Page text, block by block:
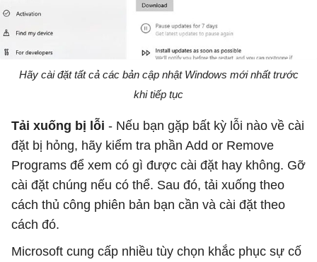
Hãy cài đặt tất cả các bản cập nhật Windows mới nhất trước
khi tiếp tục
Tải xuống bị lỗi - Nếu bạn gặp bất kỳ lỗi nào về cài
đặt bị hỏng, hãy kiểm tra phần Add or Remove
Programs để xem có gì được cài đặt hay không. Gỡ
cài đặt chúng nếu có thể. Sau đó, tải xuống theo
cách thủ công phiên bản bạn cần và cài đặt theo
cách đó.
Microsoft cung cấp nhiều tùy chọn khắc phục sự cố